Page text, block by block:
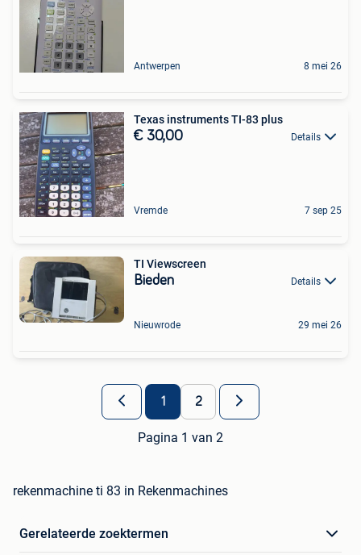
Antwerpen 8 mei 26
Texas instruments TI-83 plus
€ 30,00 Details
Vremde 7 sep 25
TI Viewscreen
Bieden Details
Nieuwrode 29 mei 26
1 2
Pagina 1 van 2
rekenmachine ti 83 in Rekenmachines
Gerelateerde zoektermen